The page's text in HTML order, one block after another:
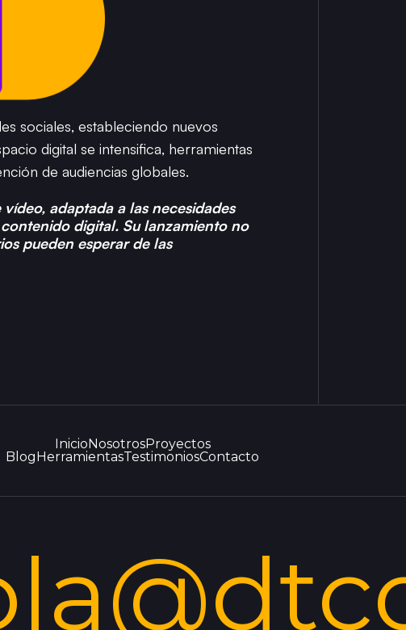
sociales, estableciendo nuevos
digital se intensifica, herramientas
de audiencias globales.
adaptada a las necesidades
digital. Su lanzamiento no
pueden esperar de las
InicioNosotrosProyectos
BlogHerramientasTestimoniosContacto